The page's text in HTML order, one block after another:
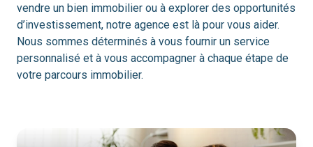
vendre un bien immobilier ou à explorer des opportunités
d’investissement, notre agence est là pour vous aider.
Nous sommes déterminés à vous fournir un service
personnalisé et à vous accompagner à chaque étape de
votre parcours immobilier.